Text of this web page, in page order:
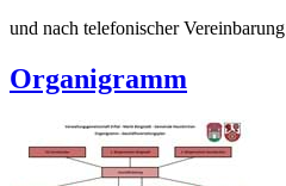
und nach telefonischer Vereinbarung
Organigramm